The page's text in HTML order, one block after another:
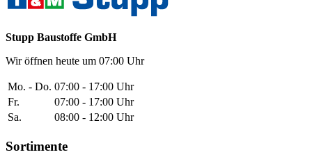
Stupp Baustoffe GmbH
Wir öffnen heute um 07:00 Uhr
Mo. - Do. 07:00 - 17:00 Uhr
Fr.
07:00 - 17:00 Uhr
Sa.
08:00 - 12:00 Uhr
Sortimente